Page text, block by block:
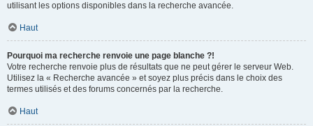
utilisant les options disponibles dans la recherche avancée.
Haut
Pourquoi ma recherche renvoie une page blanche ?!
Votre recherche renvoie plus de résultats que ne peut gérer le serveur Web.
Utilisez la « Recherche avancée » et soyez plus précis dans le choix des
termes utilisés et des forums concernés par la recherche.
Haut